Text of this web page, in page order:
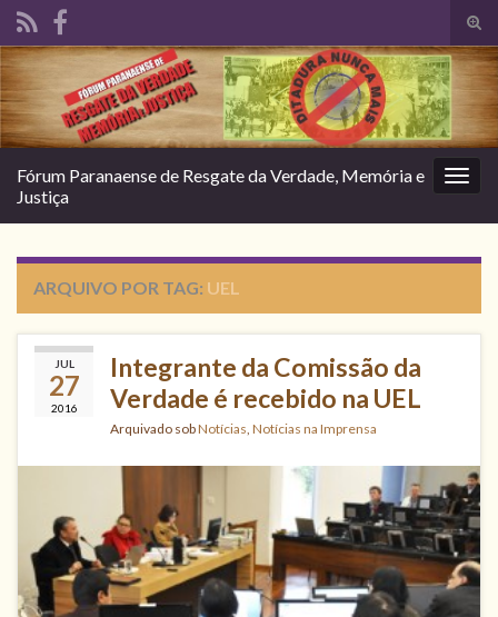
de
Search for:
Fórum Paranaense de Resgate da Verdade, Memória e
Justiça
ARQUIVO POR TAG: UEL
JUL
27
2016
Integrante da Comissão da
Verdade é recebido na UEL
Arquivado sobNotícias Notícias na Imprensa